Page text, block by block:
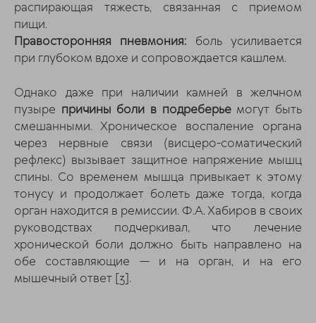
распирающая тяжесть, связанная с приемом
пищи.
Правосторонняя пневмония: боль усиливается
при глубоком вдохе и сопровождается кашлем.
Однако даже при наличии камней в желчном
пузыре причины боли в подреберьемогут быть
смешанными. Хроническое воспаление органа
через нервные связи (висцеро-соматический
рефлекс) вызывает защитное напряжение мышц
спины. Со временем мышца привыкает к этому
тонусу и продолжает болеть даже тогда, когда
орган находится в ремиссии. Ф.А. Хабиров в своих
руководствах подчеркивал, что лечение
хронической боли должно быть направлено на
обе составляющие — и на орган, и на его
мышечный ответ [3].